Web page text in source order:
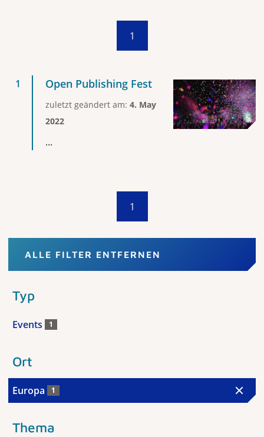
1
Open Publishing Fest
zuletzt geändert am: 4. May
2022
...
1
ALLE FILTER ENTFERNEN
Typ
Events 1
Ort
Europa 1
Thema